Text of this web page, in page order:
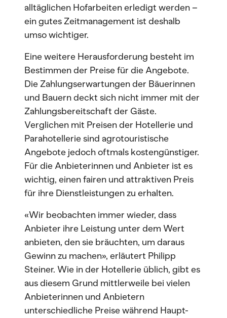
alltäglichen Hofarbeiten erledigt werden –
ein gutes Zeitmanagement ist deshalb
umso wichtiger.
Eine weitere Herausforderung besteht im
Bestimmen der Preise für die Angebote.
Die Zahlungserwartungen der Bäuerinnen
und Bauern deckt sich nicht immer mit der
Zahlungsbereitschaft der Gäste.
Verglichen mit Preisen der Hotellerie und
Parahotellerie sind agrotouristische
Angebote jedoch oftmals kostengünstiger.
Für die Anbieterinnen und Anbieter ist es
wichtig, einen fairen und attraktiven Preis
für ihre Dienstleistungen zu erhalten.
«Wir beobachten immer wieder, dass
Anbieter ihre Leistung unter dem Wert
anbieten, den sie bräuchten, um daraus
Gewinn zu machen», erläutert Philipp
Steiner. Wie in der Hotellerie üblich, gibt es
aus diesem Grund mittlerweile bei vielen
Anbieterinnen und Anbietern
unterschiedliche Preise während Haupt-